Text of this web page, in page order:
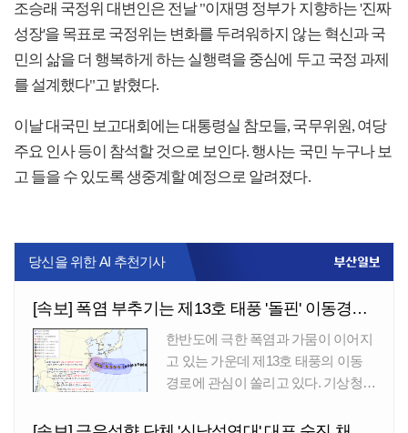
조승래 국정위 대변인은 전날 "이재명 정부가 지향하는 '진짜
성장'을 목표로 국정위는 변화를 두려워하지 않는 혁신과 국
민의 삶을 더 행복하게 하는 실행력을 중심에 두고 국정 과제
를 설계했다"고 밝혔다.
이날 대국민 보고대회에는 대통령실 참모들, 국무위원, 여당
주요 인사 등이 참석할 것으로 보인다. 행사는 국민 누구나 보
고 들을 수 있도록 생중계할 예정으로 알려졌다.